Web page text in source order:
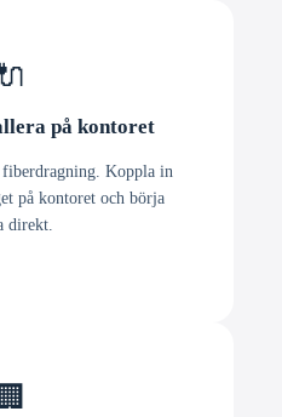
på kontoret
Koppla in
på kontoret och börja
direkt.
🏢